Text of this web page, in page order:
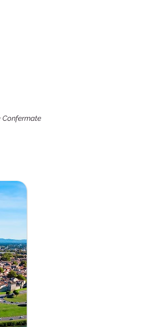
Confermate